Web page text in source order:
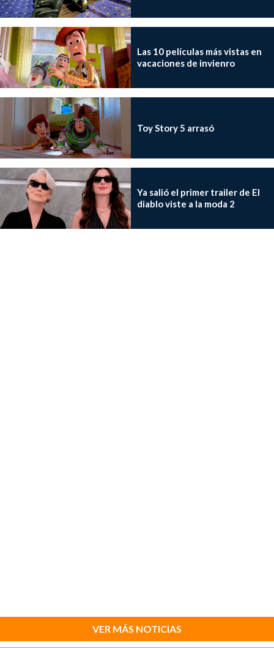
Las 10 películas más vistas en
vacaciones de invienro
Toy Story 5 arrasó
Ya salió el primer trailer de El
diablo viste a la moda 2
VER MÁS NOTICIAS